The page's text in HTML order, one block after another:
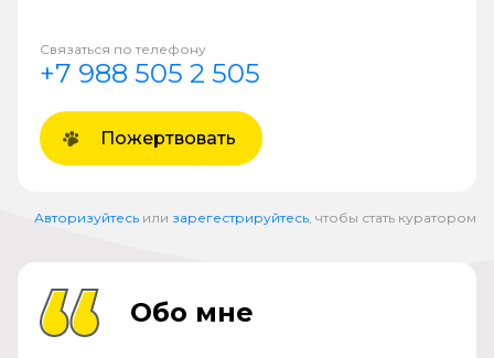
Связаться по телефону
+7 988 505 2 505
Пожертвовать
Авторизуйтесь или зарегестрируйтесь , чтобы стать куратором
Обо мне